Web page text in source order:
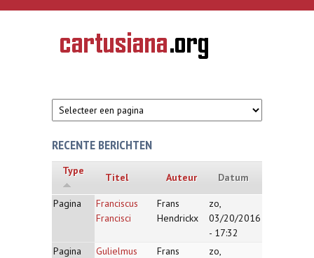
Overslaan en naar de inhoud gaan
CARTUSIANA
Geschiedenis
van de
RECENTE BERICHTEN
Type
Titel Auteur Datum
Pagina
Franciscus
Francisci
Frans
Hendrickx
zo,
03/20/2016
- 17:32
Pagina
Gulielmus
Frans
zo,